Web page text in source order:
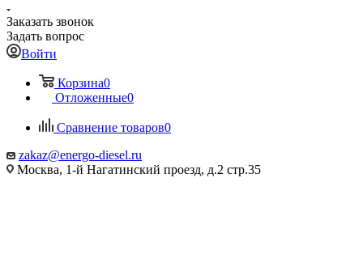
Заказать звонок
Задать вопрос
Войти
Корзина0
Отложенные0
Сравнение товаров0
zakaz@energo-diesel.ru
Москва, 1-й Нагатинский проезд, д.2 стр.35